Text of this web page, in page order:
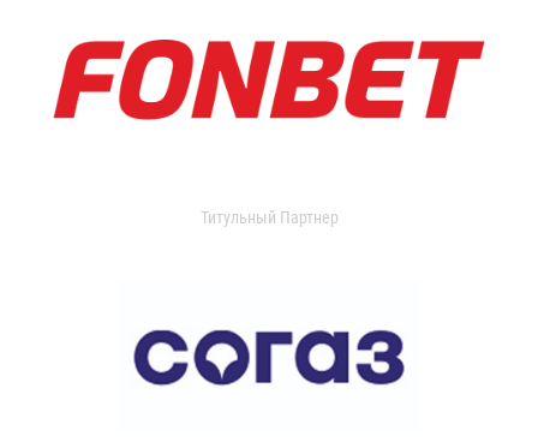
Титульный Партнер